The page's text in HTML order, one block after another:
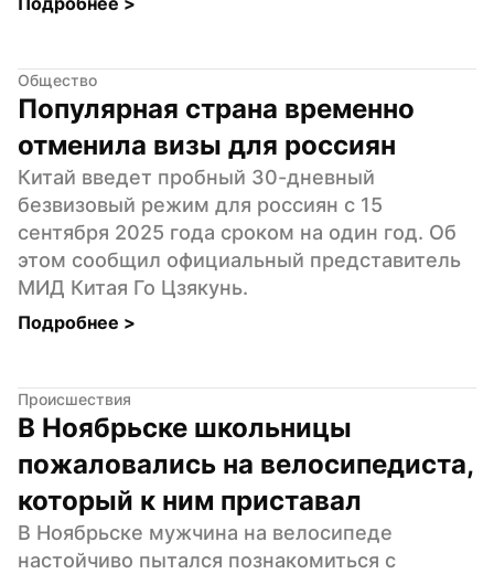
Общество
Популярная страна временно
отменила визы для россиян
Китай введет пробный 30-дневный
безвизовый режим для россиян с 15
сентября 2025 года сроком на один год. Об
этом сообщил официальный представитель
МИД Китая Го Цзякунь.
Подробнее >
Происшествия
В Ноябрьске школьницы
пожаловались на велосипедиста,
который к ним приставал
В Ноябрьске мужчина на велосипеде
настойчиво пытался познакомиться с